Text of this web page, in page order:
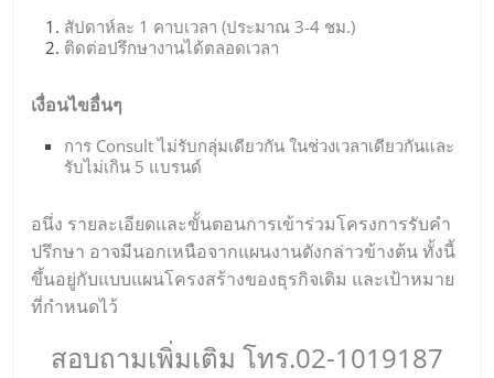
สัปดาห์ละ 1 คาบเวลา (ประมาณ 3-4 ชม.)
ติดต่อปรึกษางานได้ตลอดเวลา
เงื่อนไขอื่นๆ
การ Consult ไม่รับกลุ่มเดียวกัน ในช่วงเวลาเดียวกันและ
รับไม่เกิน 5 แบรนด์
อนึ่ง รายละเอียดและขั้นตอนการเข้าร่วมโครงการรับคำ
ปรึกษา อาจมีนอกเหนือจากแผนงานดังกล่าวข้างต้น ทั้งนี้
ขึ้นอยู่กับแบบแผนโครงสร้างของธุรกิจเดิม และเป้าหมาย
ที่กำหนดไว้
สอบถามเพิ่มเติม โทร.02-1019187